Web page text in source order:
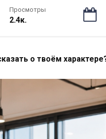
Просмотры
2.4к.
о твоём